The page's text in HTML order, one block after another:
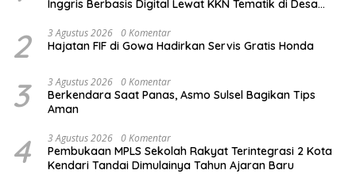
Inggris Berbasis Digital Lewat KKN Tematik di Desa
2 3 Agustus 2026 0 Komentar
Hajatan FIF di Gowa Hadirkan Servis Gratis Honda
3 3 Agustus 2026 0 Komentar
Berkendara Saat Panas, Asmo Sulsel Bagikan Tips
Aman
4 3 Agustus 2026 0 Komentar
Pembukaan MPLS Sekolah Rakyat Terintegrasi 2 Kota
Kendari Tandai Dimulainya Tahun Ajaran Baru